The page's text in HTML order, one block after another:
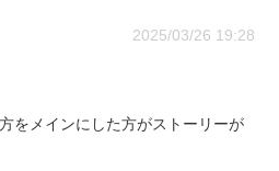
2025/03/26 19:28
をメインにした方がストーリーが